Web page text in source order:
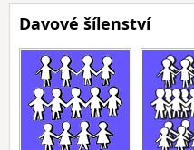
Davové šílenství